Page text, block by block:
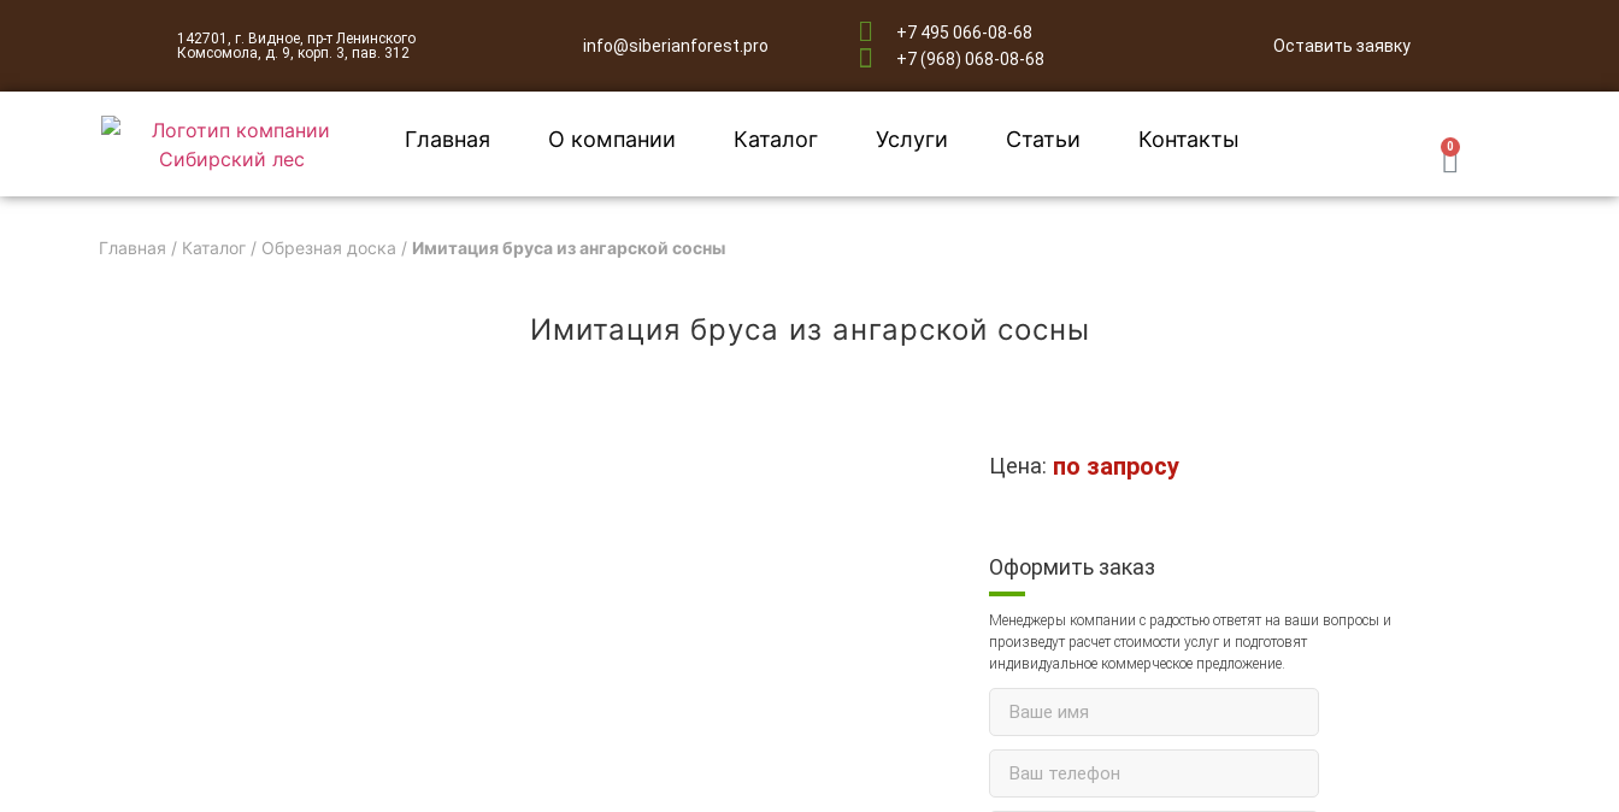
142701, г. Видное, пр-т Ленинского
Комсомола, д. 9, корп. 3, пав. 312
info@siberianforest.pro
+7 495 066-08-68
+7 (968) 068-08-68
Оставить заявку
Главная О компании Каталог Услуги Статьи Контакты 0
Главная / Каталог / Обрезная доска / Имитация бруса из ангарской сосны
Имитация бруса из ангарской сосны
Цена: по запросу
Оформить заказ
Менеджеры компании с радостью ответят на ваши вопросы и
произведут расчет стоимости услуг и подготовят
индивидуальное коммерческое предложение.